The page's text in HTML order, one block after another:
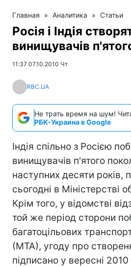
Главная » Аналитика » Статьи
Росія і Індія
винищувачів
11:37 07.10.2010 Чт
RBC.UA
Не трать время на шум!
РБК-Украина в Google
Індія спільно з Росією
винищувачів п'ятого
наступних десяти років,
сьогодні в Міністерстві
Крім того, у відомстві
той же період сторони
багатоцільових
(МТА), угоду про
підписано у вересні